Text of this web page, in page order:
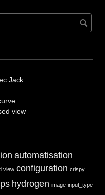
par
Jack
view
automatisation
view configuration crispy
hydrogen image input_type